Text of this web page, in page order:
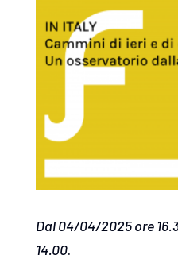
Dal 04/04/2025 ore
14.00.